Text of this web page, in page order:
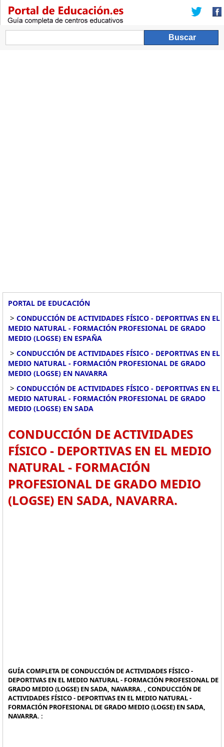
PORTAL DE EDUCACIÓN
> CONDUCCIÓN DE ACTIVIDADES FÍSICO - DEPORTIVAS EN EL
MEDIO NATURAL - FORMACIÓN PROFESIONAL DE GRADO
MEDIO (LOGSE) EN ESPAÑA
> CONDUCCIÓN DE ACTIVIDADES FÍSICO - DEPORTIVAS EN EL
MEDIO NATURAL - FORMACIÓN PROFESIONAL DE GRADO
MEDIO (LOGSE) EN NAVARRA
> CONDUCCIÓN DE ACTIVIDADES FÍSICO - DEPORTIVAS EN EL
MEDIO NATURAL - FORMACIÓN PROFESIONAL DE GRADO
MEDIO (LOGSE) EN SADA
CONDUCCIÓN DE ACTIVIDADES
FÍSICO - DEPORTIVAS EN EL MEDIO
NATURAL - FORMACIÓN
PROFESIONAL DE GRADO MEDIO
(LOGSE) EN SADA, NAVARRA.
GUÍA COMPLETA DE CONDUCCIÓN DE ACTIVIDADES FÍSICO -
DEPORTIVAS EN EL MEDIO NATURAL - FORMACIÓN PROFESIONAL DE
GRADO MEDIO (LOGSE) EN SADA, NAVARRA. , CONDUCCIÓN DE
ACTIVIDADES FÍSICO - DEPORTIVAS EN EL MEDIO NATURAL -
FORMACIÓN PROFESIONAL DE GRADO MEDIO (LOGSE) EN SADA,
NAVARRA. :